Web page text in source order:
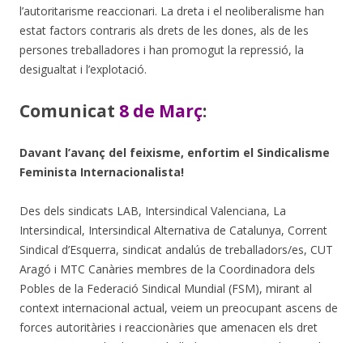
l’autoritarisme reaccionari. La dreta i el neoliberalisme han
estat factors contraris als drets de les dones, als de les
persones treballadores i han promogut la repressió, la
desigualtat i l’explotació.
Comunicat 8 de Març:
Davant l’avanç del feixisme, enfortim el Sindicalisme
Feminista Internacionalista!
Des dels sindicats LAB, Intersindical Valenciana, La
Intersindical, Intersindical Alternativa de Catalunya, Corrent
Sindical d’Esquerra, sindicat andalús de treballadors/es, CUT
Aragó i MTC Canàries membres de la Coordinadora dels
Pobles de la Federació Sindical Mundial (FSM), mirant al
context internacional actual, veiem un preocupant ascens de
forces autoritàries i reaccionàries que amenacen els dret